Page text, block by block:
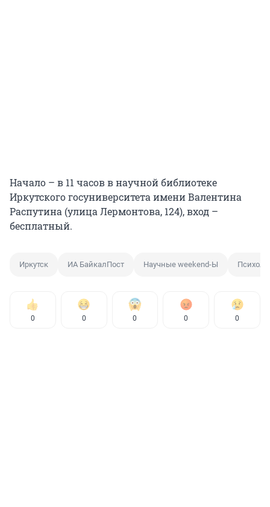
Начало – в 11 часов в научной библиотеке
Иркутского госуниверситета имени Валентина
Распутина (улица Лермонтова, 124), вход –
бесплатный.
Иркутск ИА БайкалПост Научные weekend-Ы
0 0 0 0 0